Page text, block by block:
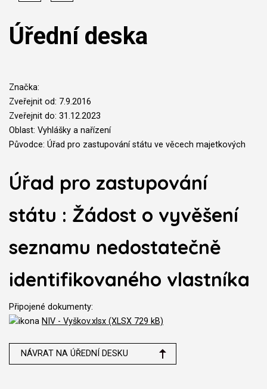
Úřední deska
Značka:
Zveřejnit od: 7.9.2016
Zveřejnit do: 31.12.2023
Oblast: Vyhlášky a nařízení
Původce: Úřad pro zastupování státu ve věcech majetkových
Úřad pro zastupování
státu : Žádost o vyvěšení
seznamu nedostatečně
identifikovaného vlastníka
Připojené dokumenty:
NIV - Vyškov.xlsx (XLSX 729 kB)
NÁVRAT NA ÚŘEDNÍ DESKU